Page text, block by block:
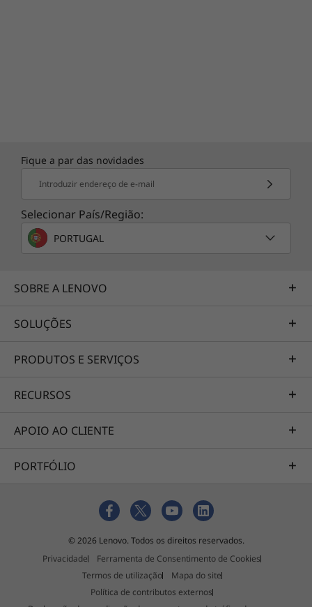
Fique a par das novidades
Introduzir endereço de e-mail
Selecionar País/Região:
PORTUGAL
SOBRE A LENOVO
SOLUÇÕES
PRODUTOS E SERVIÇOS
RECURSOS
APOIO AO CLIENTE
PORTFÓLIO
© 2026 Lenovo. Todos os direitos reservados.
Privacidade
Ferramenta de Consentimento de Cookies
Termos de utilização
Mapa do site
Política de contributos externos